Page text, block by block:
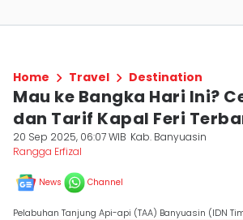
Home Travel Destination
Mau ke Bangka Hari Ini?
dan Tarif Kapal Feri
20 Sep 2025, 06:07 WIB Kab. Banyuasin
Rangga Erfizal
News Channel
Pelabuhan Tanjung Api-api (TAA) Banyuasin (IDN